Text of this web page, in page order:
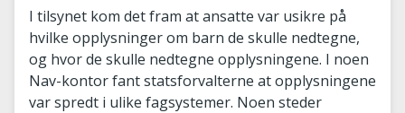
I tilsynet kom det fram at ansatte var usikre på
hvilke opplysninger om barn de skulle nedtegne,
og hvor de skulle nedtegne opplysningene. I noen
Nav-kontor fant statsforvalterne at opplysningene
var spredt i ulike fagsystemer. Noen steder